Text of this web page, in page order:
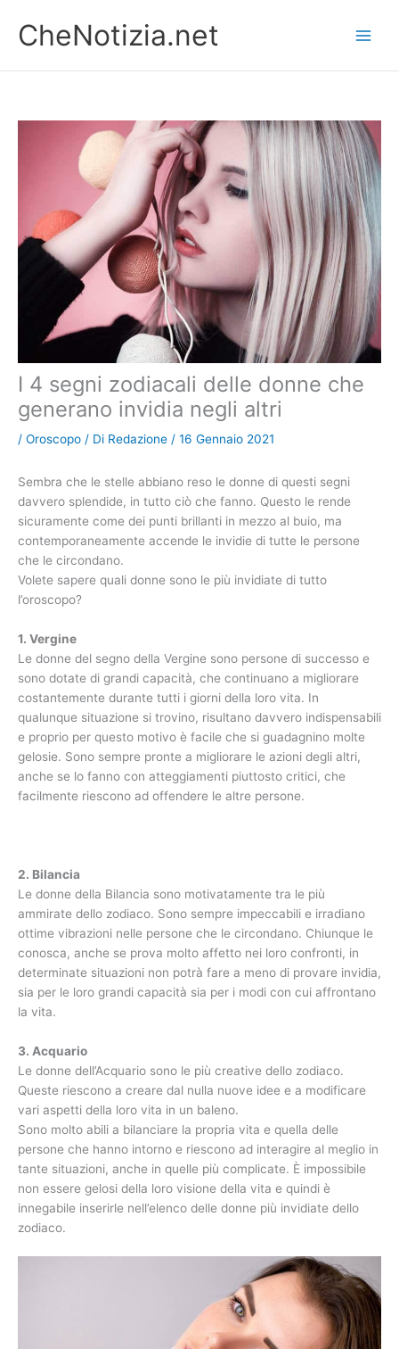
contenuto
CheNotizia.net
I 4 segni zodiacali delle donne che
generano invidia negli altri
/ Oroscopo / Di Redazione / 16 Gennaio 2021
Sembra che le stelle abbiano reso le donne di questi segni
davvero splendide, in tutto ciò che fanno. Questo le rende
sicuramente come dei punti brillanti in mezzo al buio, ma
contemporaneamente accende le invidie di tutte le persone
che le circondano.
Volete sapere quali donne sono le più invidiate di tutto
l’oroscopo?
1. Vergine
Le donne del segno della Vergine sono persone di successo e
sono dotate di grandi capacità, che continuano a migliorare
costantemente durante tutti i giorni della loro vita. In
qualunque situazione si trovino, risultano davvero indispensabili
e proprio per questo motivo è facile che si guadagnino molte
gelosie. Sono sempre pronte a migliorare le azioni degli altri,
anche se lo fanno con atteggiamenti piuttosto critici, che
facilmente riescono ad offendere le altre persone.
2. Bilancia
Le donne della Bilancia sono motivatamente tra le più
ammirate dello zodiaco. Sono sempre impeccabili e irradiano
ottime vibrazioni nelle persone che le circondano. Chiunque le
conosca, anche se prova molto affetto nei loro confronti, in
determinate situazioni non potrà fare a meno di provare invidia,
sia per le loro grandi capacità sia per i modi con cui affrontano
la vita.
3. Acquario
Le donne dell’Acquario sono le più creative dello zodiaco.
Queste riescono a creare dal nulla nuove idee e a modificare
vari aspetti della loro vita in un baleno.
Sono molto abili a bilanciare la propria vita e quella delle
persone che hanno intorno e riescono ad interagire al meglio in
tante situazioni, anche in quelle più complicate. È impossibile
non essere gelosi della loro visione della vita e quindi è
innegabile inserirle nell’elenco delle donne più invidiate dello
zodiaco.